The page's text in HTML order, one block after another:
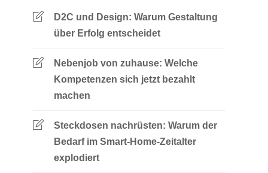
D2C und Design: Warum Gestaltung
über Erfolg entscheidet
Nebenjob von zuhause: Welche
Kompetenzen sich jetzt bezahlt
machen
Steckdosen nachrüsten: Warum der
Bedarf im Smart-Home-Zeitalter
explodiert